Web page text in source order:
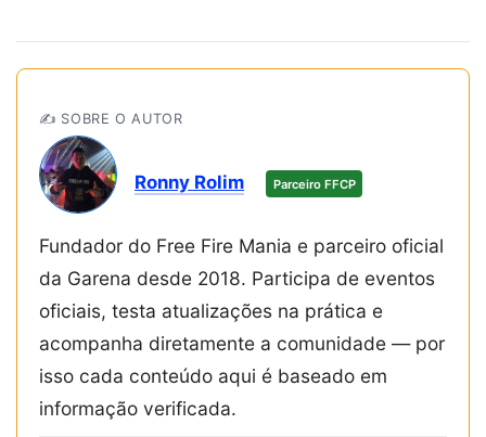
✍️ SOBRE O AUTOR
Ronny Rolim Parceiro FFCP
Fundador do Free Fire Mania e parceiro oficial
da Garena desde 2018. Participa de eventos
oficiais, testa atualizações na prática e
acompanha diretamente a comunidade — por
isso cada conteúdo aqui é baseado em
informação verificada.